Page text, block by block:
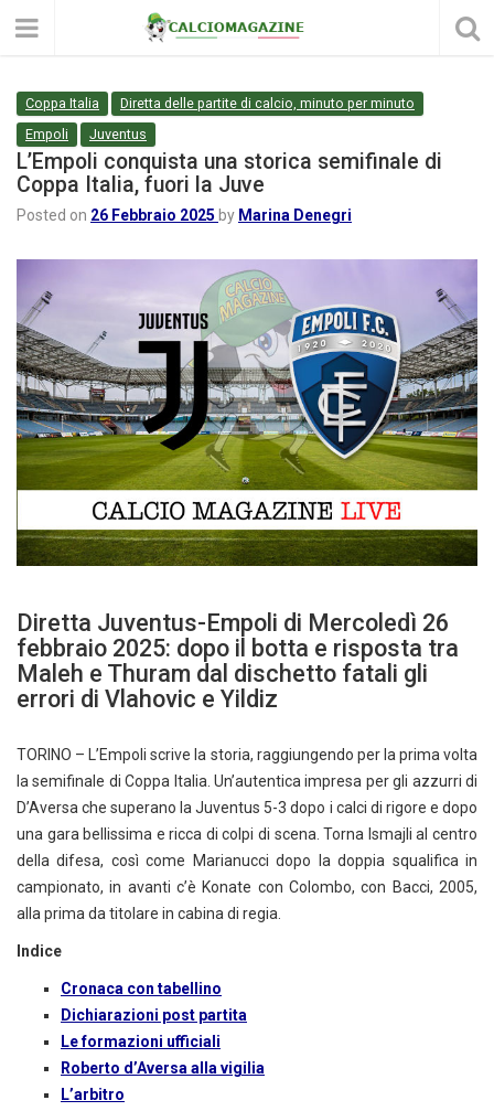
Coppa Italia
Diretta delle partite di calcio, minuto per minuto
Empoli
Juventus
L’Empoli conquista una storica semifinale di
Coppa Italia, fuori la Juve
Posted on 26 Febbraio 2025 by Marina Denegri
Diretta Juventus-Empoli di Mercoledì 26
febbraio 2025: dopo il botta e risposta tra
Maleh e Thuram dal dischetto fatali gli
errori di Vlahovic e Yildiz
TORINO – L’Empoli scrive la storia, raggiungendo per la prima volta
la semifinale di Coppa Italia. Un’autentica impresa per gli azzurri di
D’Aversa che superano la Juventus 5-3 dopo i calci di rigore e dopo
una gara bellissima e ricca di colpi di scena. Torna Ismajli al centro
della difesa, così come Marianucci dopo la doppia squalifica in
campionato, in avanti c’è Konate con Colombo, con Bacci, 2005,
alla prima da titolare in cabina di regia.
Indice
Cronaca con tabellino
Dichiarazioni post partita
Le formazioni ufficiali
Roberto d’Aversa alla vigilia
L’arbitro